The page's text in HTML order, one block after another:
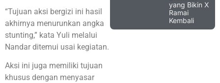
“Tujuan aksi bergizi ini hasil
akhirnya menurunkan angka
stunting,” kata Yuli melalui
Nandar ditemui usai kegiatan.
Aksi ini juga memiliki tujuan
khusus dengan menyasar
yang Bikin X
Ramai
Kembali